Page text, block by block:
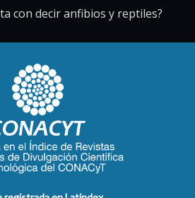
con decir anfibios y reptiles?